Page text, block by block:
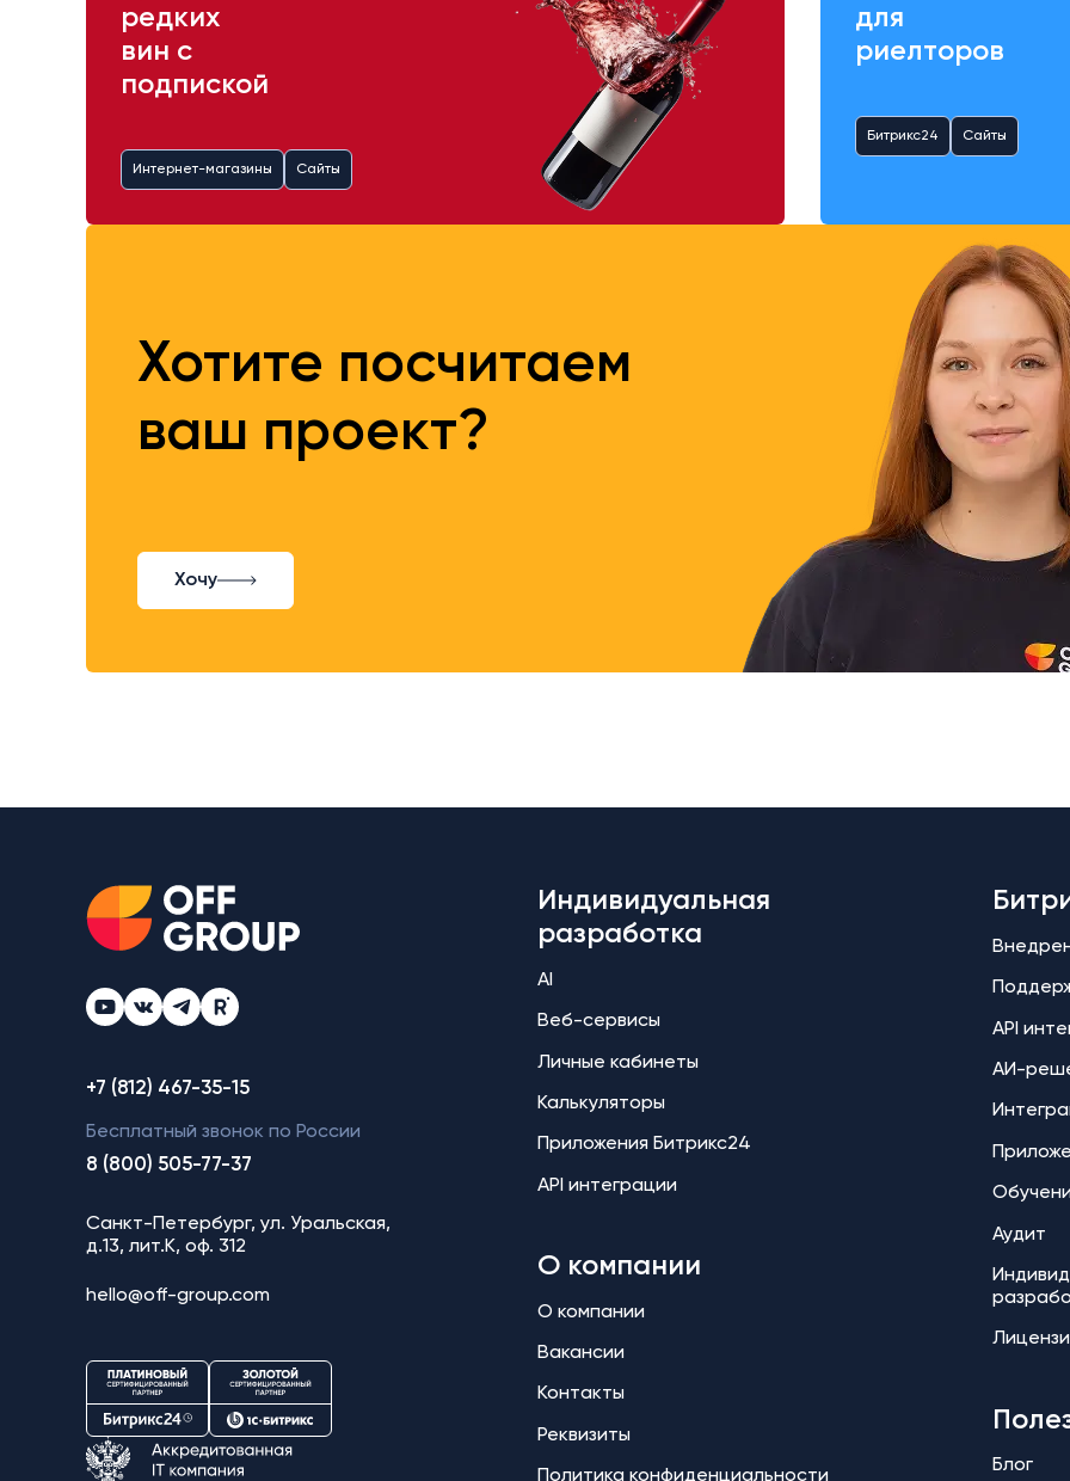
редких
вин с
подпиской
Интернет-магазины Сайты
для
риелторов
Битрикс24 Сайты
Хотите посчитаем
ваш проект?
Хочу
Индивидуальная
разработка
AI
Веб-сервисы
Личные кабинеты
Калькуляторы
Приложения Битрикс24
API интеграции
О компании
О компании
Вакансии
Контакты
Реквизиты
Политика конфиденциальности
API
АИ-
Аудит
Блог
+7 (812) 467-35-15
Бесплатный звонок по России
8 (800) 505-77-37
Санкт-Петербург, ул. Уральская,
д.13, лит.К, оф. 312
hello@off-group.com